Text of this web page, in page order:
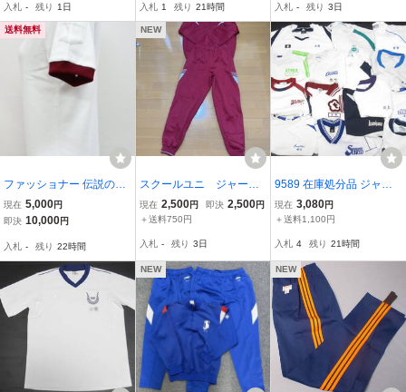
sporlesh/UNITIKA/体育/女
子卒業生品
入札 - 残り 1日 入札 1 残り 21時間 入札 - 残り 3日
送料無料
ファッショナー 伝説の体
操服 クルーネック 丸首半
袖 S（男女兼用）大きめ
ー 下履き JK JC 女子高生
ブルマー ）
現在 5,000円
即決 10,000円
入札 - 残り 22時間
NEW
スクールユニ ジャー
ジ 体操服 エンジ 上
下 L
現在 2,500円 即決 2,500円
＋送料750円
入札 - 残り 3日
9589 在庫処分品 ジャン
ク品 まとめて15枚 体操
服 サイズMIXセット ゆ
現在 3,080円
＋送料1,100円
入札 4 残り 21時間
NEW NEW